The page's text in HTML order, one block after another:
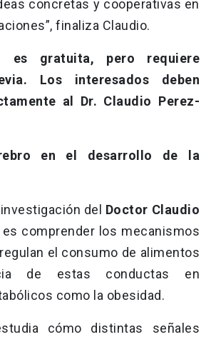
concretas y cooperativas en
finaliza Claudio.
es gratuita, pero requiere
Los interesados deben
al Dr. Claudio Perez-
en el desarrollo de la
del Doctor Claudio
es comprender los mecanismos
el consumo de alimentos
de estas conductas en
como la obesidad.
cómo distintas señales